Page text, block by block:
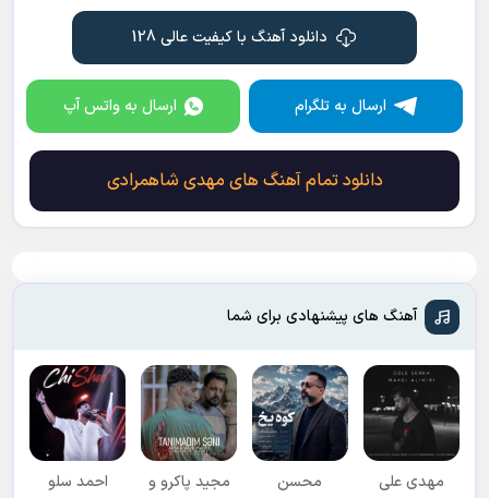
دانلود آهنگ با کیفیت عالی 128
ارسال به تلگرام ارسال به واتس آپ
دانلود تمام آهنگ های مهدی شاهمرادی
آهنگ های پیشنهادی برای شما
مهدی علی
محسن
مجید پاکرو و
احمد سلو